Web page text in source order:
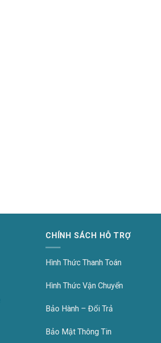
CHÍNH SÁCH HỖ TRỢ
Hình Thức Thanh Toán
Hình Thức Vận Chuyển
Bảo Hành – Đổi Trả
Bảo Mật Thông Tin